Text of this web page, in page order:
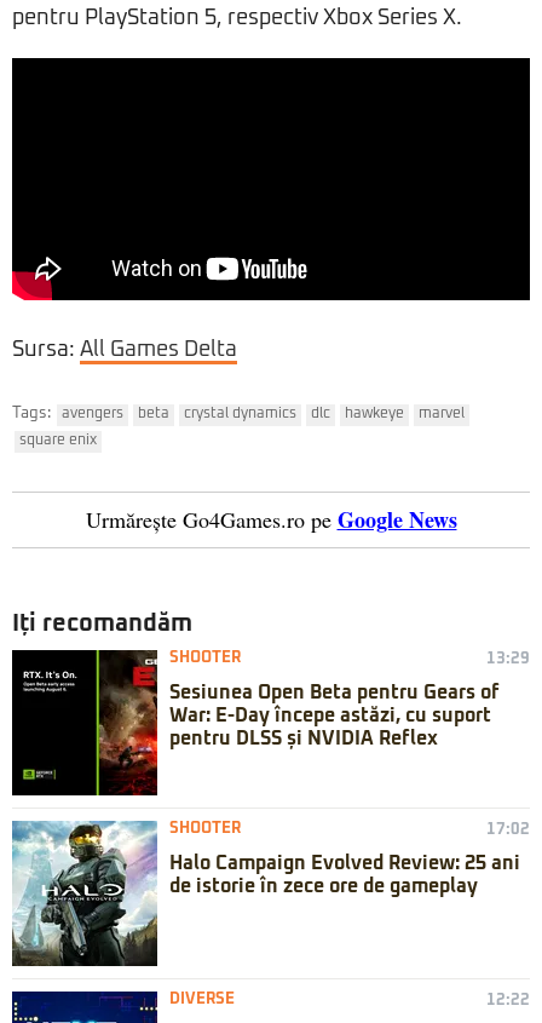
pentru PlayStation 5, respectiv Xbox Series X.
Sursa: All Games Delta
Tags: avengers beta crystal dynamics dlc hawkeye
marvel
square enix
Urmărește Go4Games.ro pe Google News
Iți recomandăm
SHOOTER 13:29
Sesiunea Open Beta pentru Gears of
War: E-Day începe astăzi, cu suport
pentru DLSS și NVIDIA Reflex
SHOOTER 17:02
Halo Campaign Evolved Review: 25 ani
de istorie în zece ore de gameplay
DIVERSE 12:22